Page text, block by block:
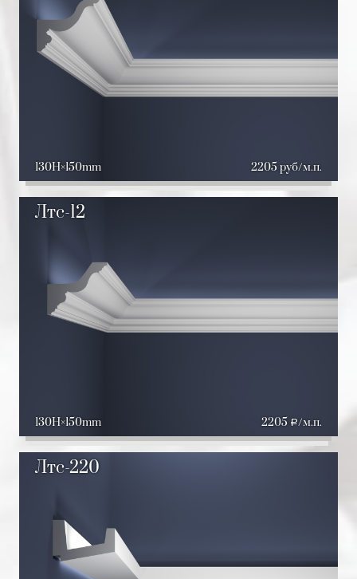
130H 150mm 2205 руб/м.п.
Лтс-12
130H 150mm 2205 a/м.п.
Лтс-220